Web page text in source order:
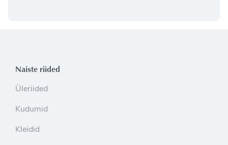
Naiste riided
Üleriided
Kudumid
Kleidid